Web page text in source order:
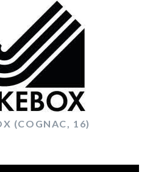
(COGNAC, 16)